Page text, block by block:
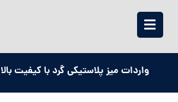
واردات میز پلاستیکی گرد با کیفیت بالا